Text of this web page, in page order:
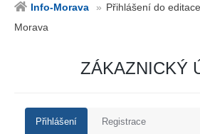
Info-Morava
Přihlášení do
Morava
ZÁKAZNICKÝ
Přihlášení Registrace